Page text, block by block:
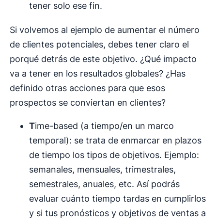
tener solo ese fin.
Si volvemos al ejemplo de aumentar el número
de clientes potenciales, debes tener claro el
porqué detrás de este objetivo. ¿Qué impacto
va a tener en los resultados globales? ¿Has
definido otras acciones para que esos
prospectos se conviertan en clientes?
Time-based (a tiempo/en un marco
temporal): se trata de enmarcar en plazos
de tiempo los tipos de objetivos. Ejemplo:
semanales, mensuales, trimestrales,
semestrales, anuales, etc. Así podrás
evaluar cuánto tiempo tardas en cumplirlos
y si tus pronósticos y objetivos de ventas a